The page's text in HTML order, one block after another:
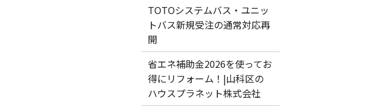
TOTOシステムバス・ユニッ
トバス新規受注の通常対応再
開
省エネ補助金2026を使ってお
得にリフォーム！|山科区の
ハウスプラネット株式会社